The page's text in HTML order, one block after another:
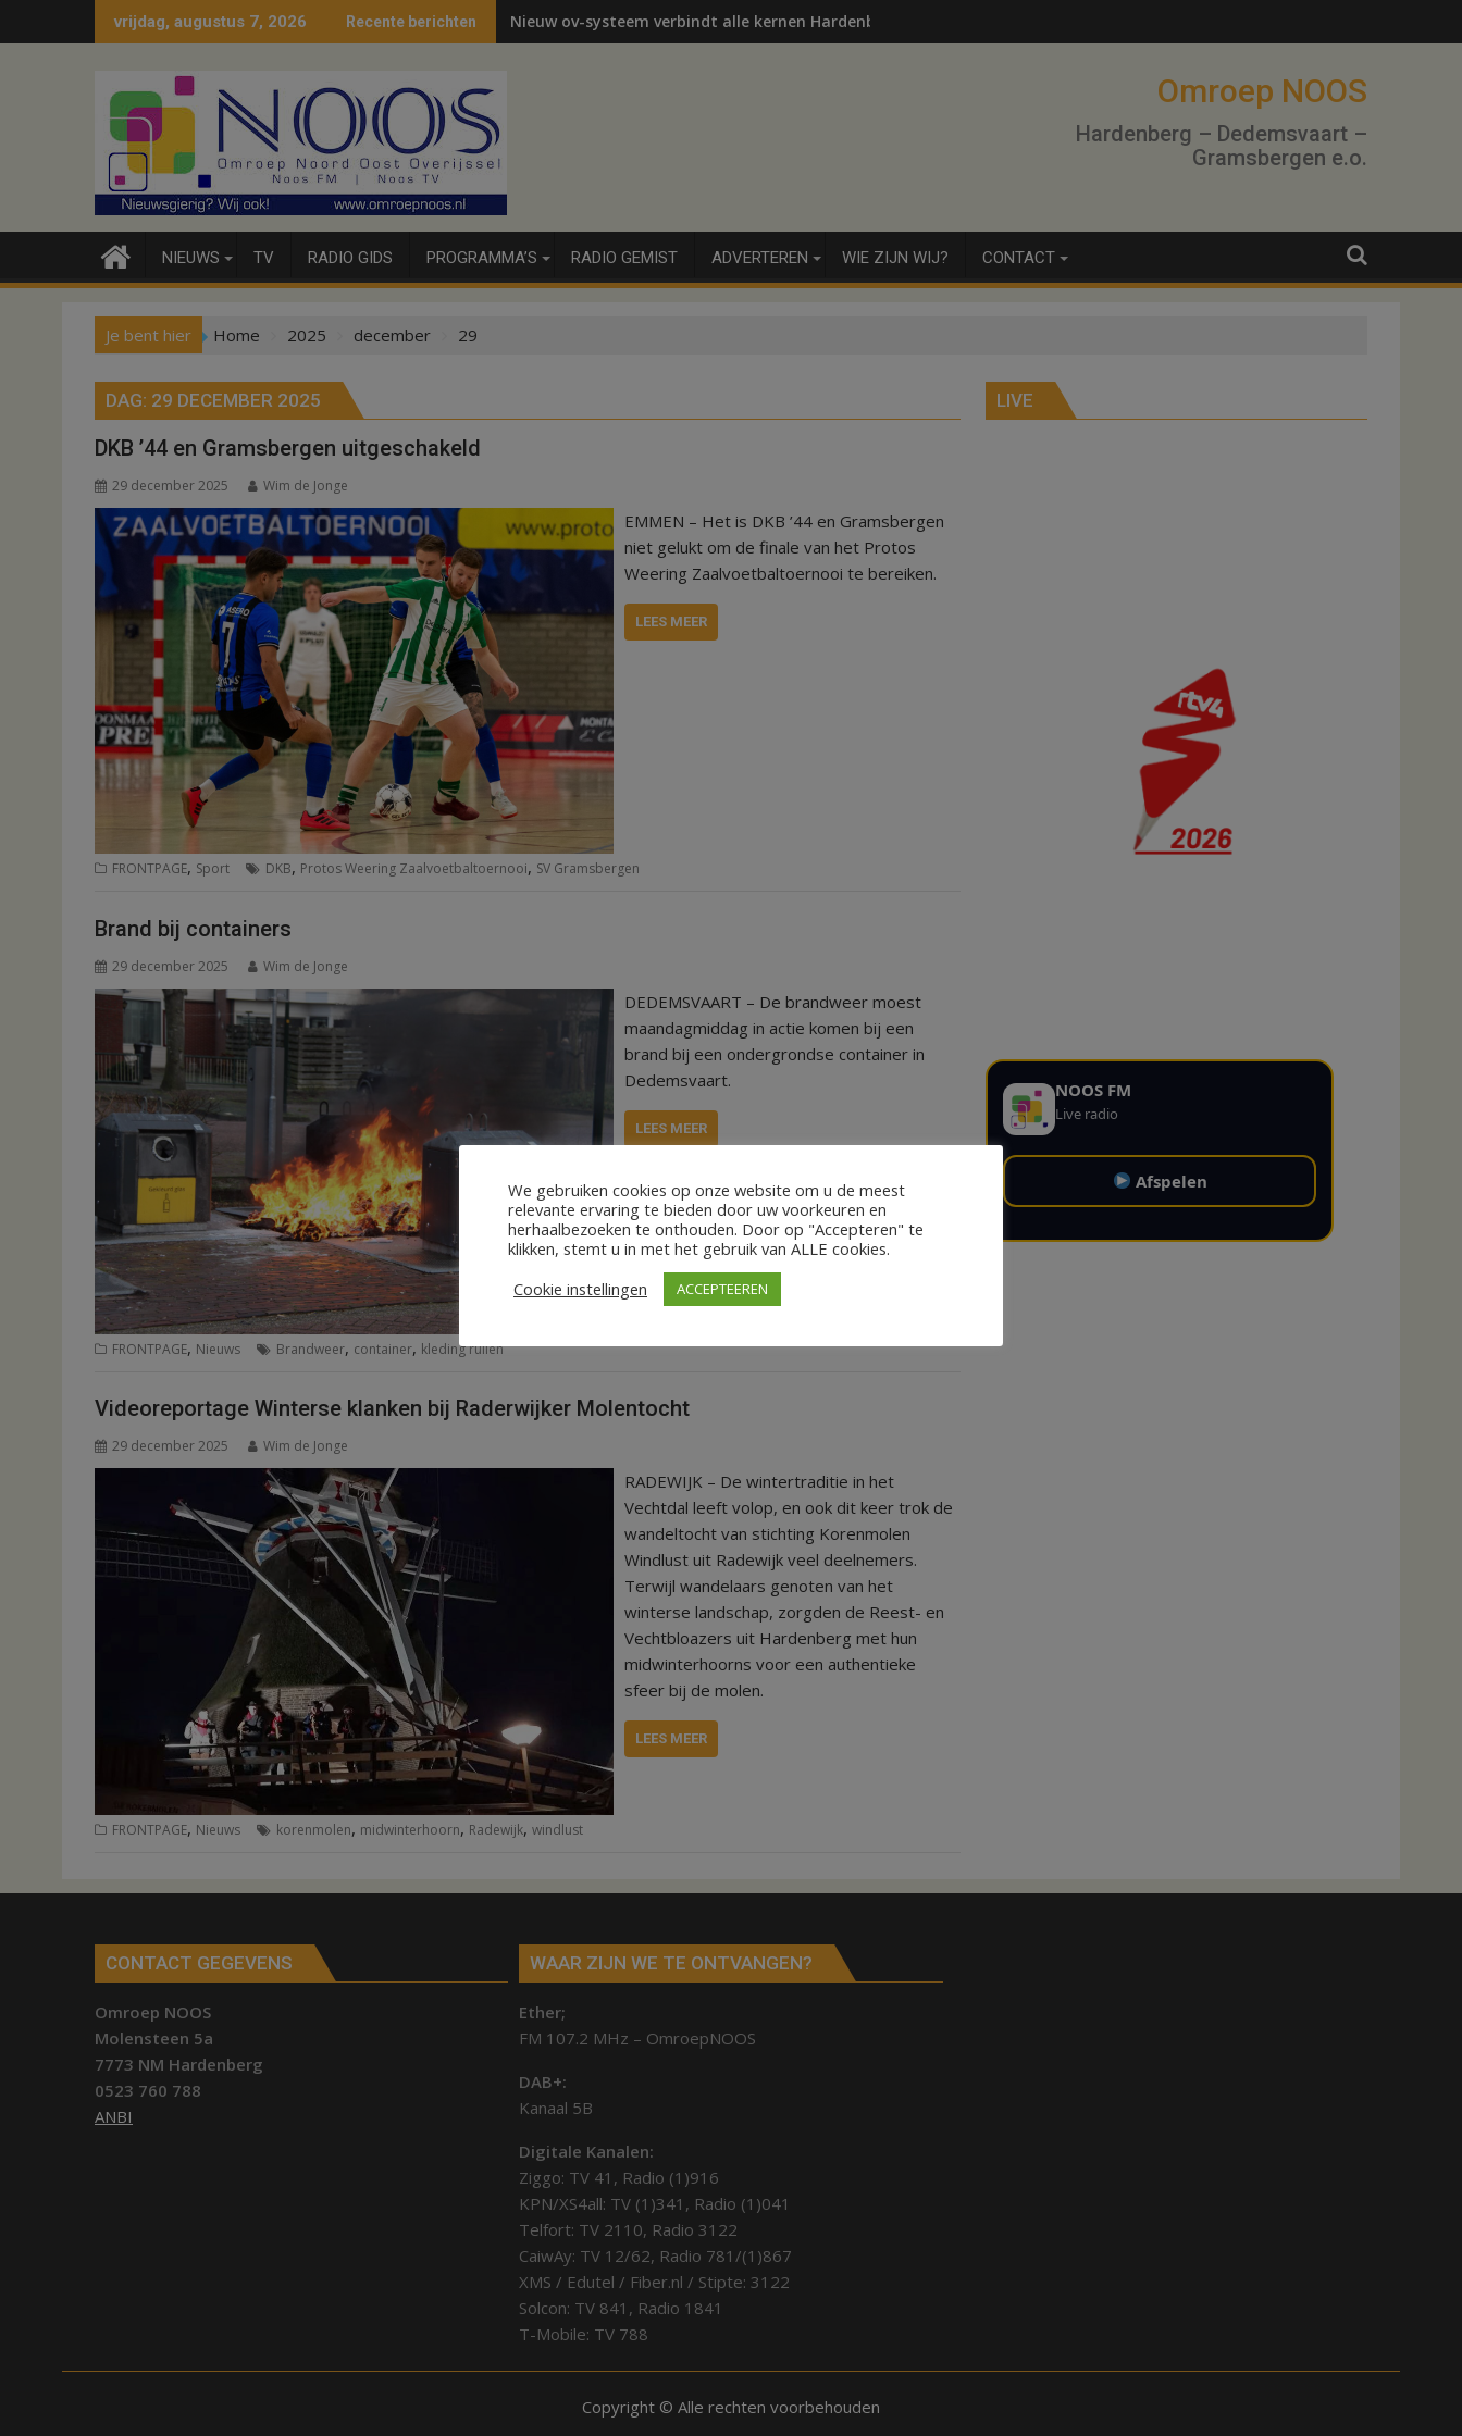
naar
vrijdag, augustus 7, 2026 Recente berichten Nieuw ov-systeem verbindt alle kernen Hardenberg
Omroep NOOS
Hardenberg – Dedemsvaart –
Gramsbergen e.o.
NIEUWS TV RADIO GIDS PROGRAMMA’S RADIO GEMIST ADVERTEREN WIE ZIJN WIJ? CONTACT
Je bent hier Home 2025 december 29
DAG: 29 DECEMBER 2025
DKB ’44 en Gramsbergen uitgeschakeld
29 december 2025 Wim de Jonge
EMMEN – Het is DKB ’44 en Gramsbergen
niet gelukt om de finale van het Protos
Weering Zaalvoetbaltoernooi te bereiken.
LEES MEER
FRONTPAGE, Sport DKB, Protos Weering Zaalvoetbaltoernooi, SV Gramsbergen
Brand bij containers
29 december 2025 Wim de Jonge
DEDEMSVAART – De brandweer moest
maandagmiddag in actie komen bij een
brand bij een ondergrondse container in
Dedemsvaart.
LEES MEER
FRONTPAGE, Nieuws Brandweer, container, kleding ruilen
Videoreportage Winterse klanken bij Raderwijker Molentocht
29 december 2025 Wim de Jonge
RADEWIJK – De wintertraditie in het
Vechtdal leeft volop, en ook dit keer trok de
wandeltocht van stichting Korenmolen
Windlust uit Radewijk veel deelnemers.
Terwijl wandelaars genoten van het
winterse landschap, zorgden de Reest- en
Vechtbloazers uit Hardenberg met hun
midwinterhoorns voor een authentieke
sfeer bij de molen.
LEES MEER
FRONTPAGE, Nieuws korenmolen, midwinterhoorn, Radewijk, windlust
LIVE
NOOS FM
Live radio
Afspelen
CONTACT GEGEVENS
Omroep NOOS
Molensteen 5a
7773 NM Hardenberg
0523 760 788
ANBI
WAAR ZIJN WE TE ONTVANGEN?
Ether;
FM 107.2 MHz – OmroepNOOS
DAB+:
Kanaal 5B
Digitale Kanalen:
Ziggo: TV 41, Radio (1)916
KPN/XS4all: TV (1)341, Radio (1)041
Telfort: TV 2110, Radio 3122
CaiwAy: TV 12/62, Radio 781/(1)867
XMS / Edutel / Fiber.nl / Stipte: 3122
Solcon: TV 841, Radio 1841
T-Mobile: TV 788
Copyright © Alle rechten voorbehouden
We gebruiken cookies op onze website om u de meest
relevante ervaring te bieden door uw voorkeuren en
herhaalbezoeken te onthouden. Door op "Accepteren" te
klikken, stemt u in met het gebruik van ALLE cookies.
Cookie instellingen
ACCEPTEEREN